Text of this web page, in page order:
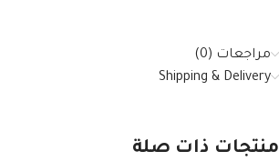
مراجعات (0)
Shipping & Delivery
منتجات ذات صلة